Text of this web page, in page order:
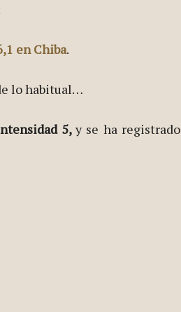
en Chiba.
lo habitual…
5,y se ha registrado